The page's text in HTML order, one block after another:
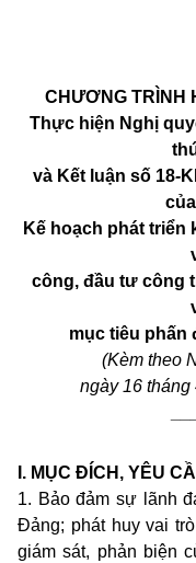
CHƯƠNG TRÌNH
Thực hiện Nghị
và Kết luận số 18-
Kế hoạch phát triển
công, đầu tư công
mục tiêu phấn
(Kèm theo
ngày 16 tháng
I. MỤC ĐÍCH, YÊU
1. Bảo đảm sự lãnh
Đảng; phát huy vai
giám sát, phản biện